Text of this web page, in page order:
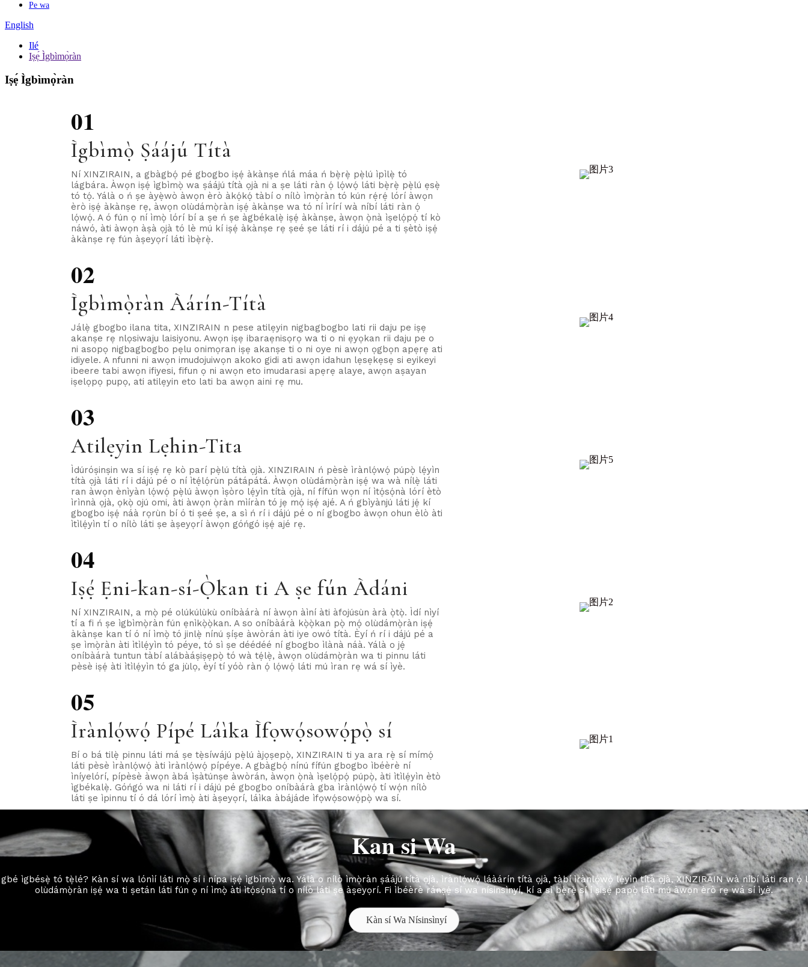
Pe wa
English
Ilé
Iṣẹ́ Ìgbìmọ̀ràn
Iṣẹ́ Ìgbìmọ̀ràn
01
Ìgbìmọ̀ Ṣáájú Títà
Ní XINZIRAIN, a gbàgbọ́ pé gbogbo iṣẹ́ àkànṣe ńlá máa ń bẹ̀rẹ̀ pẹ̀lú ìpìlẹ̀ tó
lágbára. Àwọn iṣẹ́ ìgbìmọ̀ wa ṣáájú títà ọjà ni a ṣe láti ràn ọ́ lọ́wọ́ láti bẹ̀rẹ̀ pẹ̀lú ẹsẹ̀
tó tọ́. Yálà o ń ṣe àyẹ̀wò àwọn èrò àkọ́kọ́ tàbí o nílò ìmọ̀ràn tó kún rẹ́rẹ́ lórí àwọn
èrò iṣẹ́ àkànṣe rẹ, àwọn olùdámọ̀ràn iṣẹ́ àkànṣe wa tó ní ìrírí wà níbí láti ràn ọ́
lọ́wọ́. A ó fún ọ ní ìmọ̀ lórí bí a ṣe ń ṣe àgbékalẹ̀ iṣẹ́ àkànṣe, àwọn ọ̀nà ìṣelọ́pọ́ tí kò
náwó, àti àwọn àṣà ọjà tó lè mú kí iṣẹ́ àkànṣe rẹ ṣeé ṣe láti rí i dájú pé a ti ṣètò iṣẹ́
àkànṣe rẹ fún àṣeyọrí láti ìbẹ̀rẹ̀.
02
Ìgbìmọ̀ràn Àárín-Títà
Jálẹ̀ gbogbo ilana tita, XINZIRAIN n pese atilẹyin nigbagbogbo lati rii daju pe iṣẹ
akanṣe rẹ nlọsiwaju laisiyonu. Awọn iṣẹ ibaraẹnisọrọ wa ti o ni ẹyọkan rii daju pe o
ni asopọ nigbagbogbo pẹlu onimọran iṣẹ akanṣe ti o ni oye ni awọn ọgbọn apẹrẹ ati
idiyele. A nfunni ni awọn imudojuiwọn akoko gidi ati awọn idahun lẹsẹkẹsẹ si eyikeyi
ibeere tabi awọn ifiyesi, fifun ọ ni awọn eto imudarasi apẹrẹ alaye, awọn aṣayan
iṣelọpọ pupọ, ati atilẹyin eto lati ba awọn aini rẹ mu.
03
Atilẹyin Lẹhin-Tita
Ìdúróṣinṣin wa sí iṣẹ́ rẹ kò parí pẹ̀lú títà ọjà. XINZIRAIN ń pèsè ìrànlọ́wọ́ púpọ̀ lẹ́yìn
títà ọjà láti rí i dájú pé o ní ìtẹ́lọ́rùn pátápátá. Àwọn olùdámọ̀ràn iṣẹ́ wa wà nílẹ̀ láti
ran àwọn ènìyàn lọ́wọ́ pẹ̀lú àwọn ìṣòro lẹ́yìn títà ọjà, ní fífún wọn ní ìtọ́sọ́nà lórí ètò
ìrìnnà ọjà, ọkọ̀ ojú omi, àti àwọn ọ̀ràn mìíràn tó jẹ mọ́ iṣẹ́ ajé. A ń gbìyànjú láti jẹ́ kí
gbogbo iṣẹ́ náà rọrùn bí ó ti ṣeé ṣe, a sì ń rí i dájú pé o ní gbogbo àwọn ohun èlò àti
ìtìlẹ́yìn tí o nílò láti ṣe àṣeyọrí àwọn góńgó iṣẹ́ ajé rẹ.
04
Iṣẹ́ Ẹni-kan-sí-Ọ̀kan ti A ṣe fún Àdáni
Ní XINZIRAIN, a mọ̀ pé olúkúlùkù oníbàárà ní àwọn àìní àti àfojúsùn àrà ọ̀tọ̀. Ìdí nìyí
tí a fi ń ṣe ìgbìmọ̀ràn fún ẹnìkọ̀ọ̀kan. A so oníbàárà kọ̀ọ̀kan pọ̀ mọ́ olùdámọ̀ràn iṣẹ́
àkànṣe kan tí ó ní ìmọ̀ tó jinlẹ̀ nínú ṣíṣe àwòrán àti iye owó títà. Èyí ń rí i dájú pé a
ṣe ìmọ̀ràn àti ìtìlẹ́yìn tó péye, tó sì ṣe déédéé ní gbogbo ìlànà náà. Yálà o jẹ́
oníbàárà tuntun tàbí alábàáṣiṣẹpọ̀ tó wà tẹ́lẹ̀, àwọn olùdámọ̀ràn wa ti pinnu láti
pèsè iṣẹ́ àti ìtìlẹ́yìn tó ga jùlọ, èyí tí yóò ràn ọ́ lọ́wọ́ láti mú ìran rẹ wá sí ìyè.
05
Ìrànlọ́wọ́ Pípé Láìka Ìfọwọ́sowọ́pọ̀ sí
Bí o bá tilẹ̀ pinnu láti má ṣe tẹ̀síwájú pẹ̀lú àjọṣepọ̀, XINZIRAIN ti ya ara rẹ̀ sí mímọ́
láti pèsè ìrànlọ́wọ́ àti ìrànlọ́wọ́ pípéye. A gbàgbọ́ nínú fífún gbogbo ìbéèrè ní
ìníyelórí, pípèsè àwọn àbá ìṣàtúnṣe àwòrán, àwọn ọ̀nà ìṣelọ́pọ́ púpọ̀, àti ìtìlẹ́yìn ètò
ìgbékalẹ̀. Góńgó wa ni láti rí i dájú pé gbogbo oníbàárà gba ìrànlọ́wọ́ tí wọ́n nílò
láti ṣe ìpinnu tí ó dá lórí ìmọ̀ àti àṣeyọrí, láìka àbájáde ìfọwọ́sowọ́pọ̀ wa sí.
Kan si Wa
ìgbésẹ̀ tó tẹ̀lé? Kàn sí wa lónìí láti mọ̀ sí i nípa iṣẹ́ ìgbìmọ̀ wa. Yálà o nílò ìmọ̀ràn ṣáájú títà ọjà, ìrànlọ́wọ́ láàárín títà ọjà, tàbí ìrànlọ́wọ́ lẹ́yìn títà ọjà, XINZIRAIN wà níbí láti ran ọ́
olùdámọ̀ràn iṣẹ́ wa ti ṣetán láti fún ọ ní ìmọ̀ àti ìtọ́sọ́nà tí o nílò láti ṣe àṣeyọrí. Fi ìbéèrè ránṣẹ́ sí wa nísinsìnyí, kí a sì bẹ̀rẹ̀ sí í ṣiṣẹ́ papọ̀ láti mú àwọn èrò rẹ wá sí ìyè.
Kàn sí Wa Nísinsìnyí